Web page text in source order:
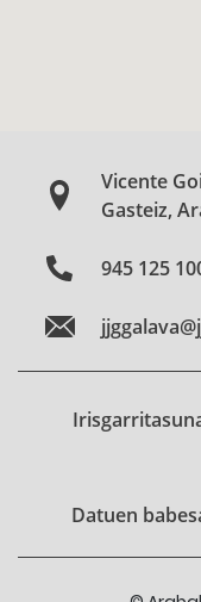
Vicente
Gasteiz,
945 125
Datuen